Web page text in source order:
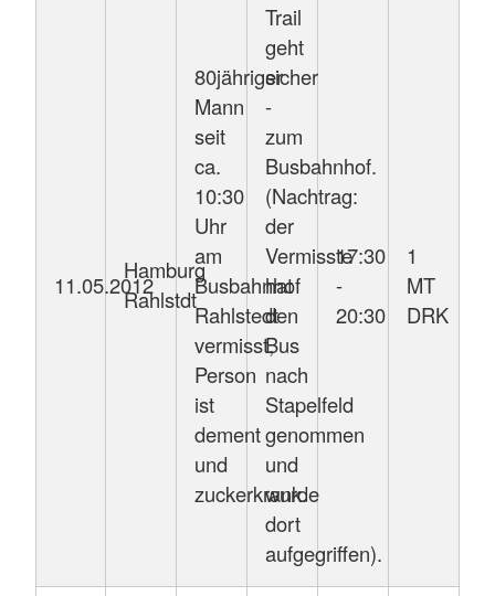
11.05.2012
Hamburg
Rahlstdt
80jähriger
Mann
seit
ca.
10:30
Uhr
am
Busbahnhof
Rahlstedt
vermisst,
Person
ist
dement
und
zuckerkrank.
Trail
geht
sicher
-
zum
Busbahnhof.
(Nachtrag:
der
Vermisste
hat
den
Bus
nach
Stapelfeld
genommen
und
wurde
dort
aufgegriffen).
17:30
-
20:30
1
MT
DRK